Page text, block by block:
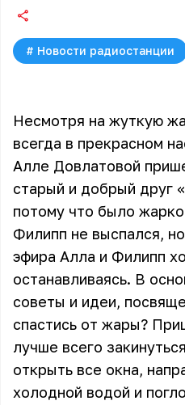
# Новости радиостанции
Несмотря на жуткую
всегда в прекрасном
Алле Довлатовой
старый и добрый друг
потому что было
Филипп не выспался,
эфира Алла и Филипп
останавливаясь. В
советы и идеи,
спастись от жары?
лучше всего
открыть все окна,
холодной водой и